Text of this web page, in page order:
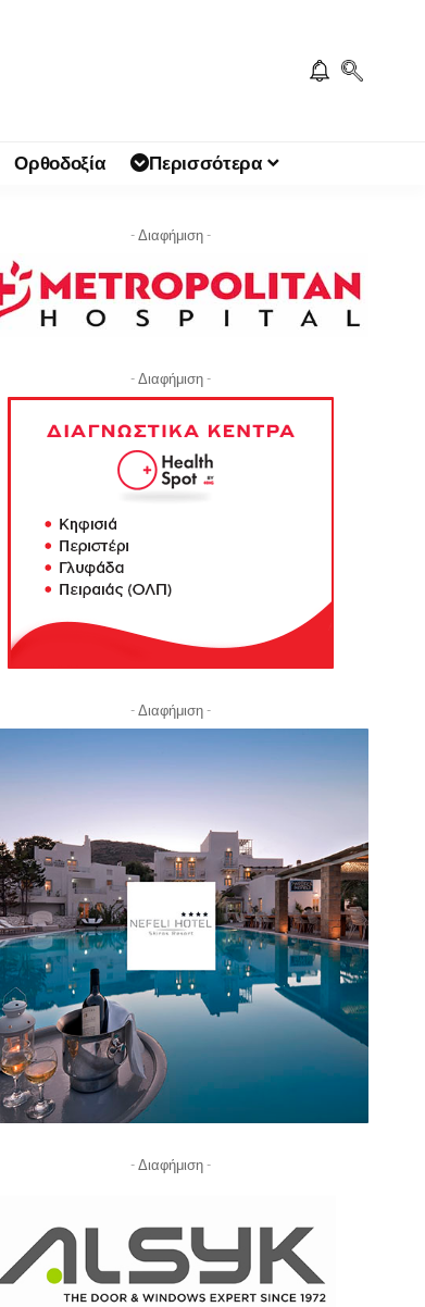
Ορθοδοξία Περισσότερα
- Διαφήμιση -
- Διαφήμιση -
- Διαφήμιση -
- Διαφήμιση -